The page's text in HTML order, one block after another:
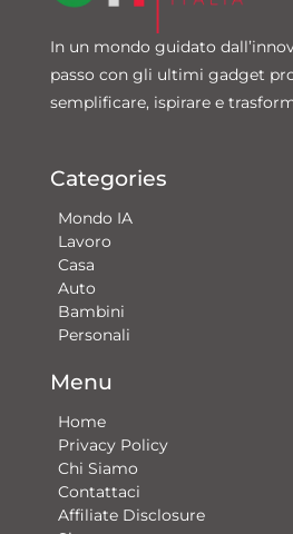
In un mondo guidato
passo con gli ultimi gadget
semplificare, ispirare e
Categories
Mondo IA
Lavoro
Casa
Auto
Bambini
Personali
Menu
Home
Privacy Policy
Chi Siamo
Contattaci​
Affiliate Disclosure